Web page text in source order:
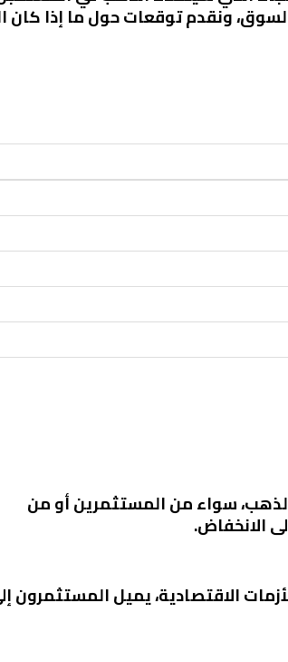
ونقدم توقعات حول ما إذا كان
سواء من المستثمرين أو من
الانخفاض.
الاقتصادية، يميل المستثمرون